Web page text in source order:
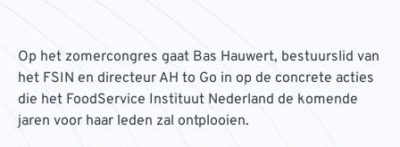
Op het zomercongres gaat Bas Hauwert, bestuurslid van
het FSIN en directeur AH to Go in op de concrete acties
die het FoodService Instituut Nederland de komende
jaren voor haar leden zal ontplooien.